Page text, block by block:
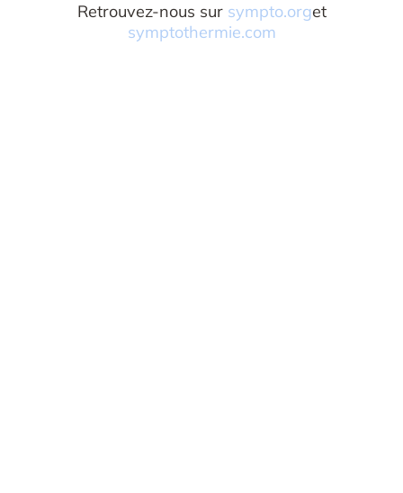
Retrouvez-nous sur sympto.orget
symptothermie.com